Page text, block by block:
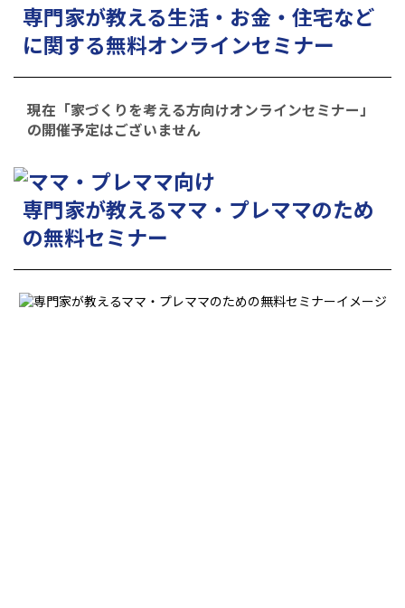
専門家が教える生活・お金・住宅など
に関する無料オンラインセミナー
現在「家づくりを考える方向けオンラインセミナー」
の開催予定はございません
専門家が教えるママ・プレママのため
の無料セミナー